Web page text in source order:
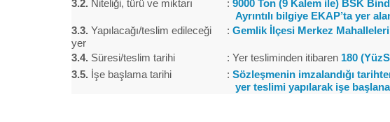
3.2. Niteliği, türü ve miktarı : 9000 Ton (9 Kalem ile) BSK
Ayrıntılı bilgiye EKAP’ta yer
3.3. Yapılacağı/teslim edileceği
yer
: Gemlik İlçesi Merkez
3.4. Süresi/teslim tarihi : Yer tesliminden itibaren 180
3.5. İşe başlama tarihi : Sözleşmenin imzalandığı
yer teslimi yapılarak işe